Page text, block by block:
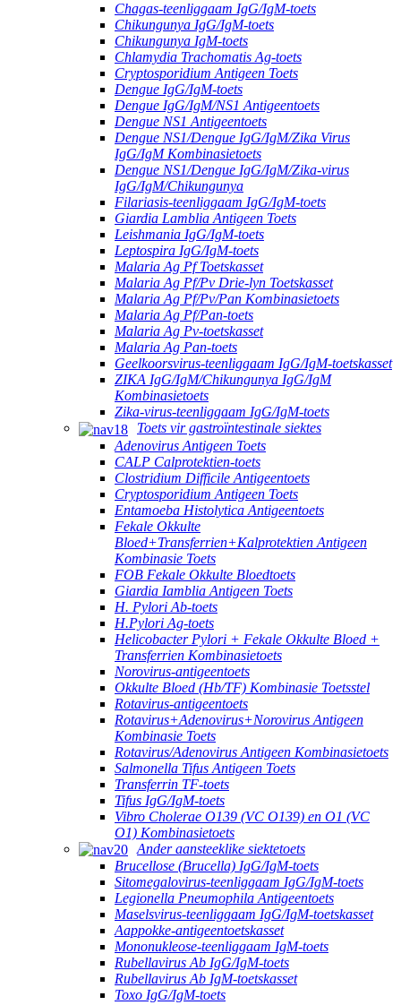
Chagas-teenliggaam IgG/IgM-toets
Chikungunya IgG/IgM-toets
Chikungunya IgM-toets
Chlamydia Trachomatis Ag-toets
Cryptosporidium Antigeen Toets
Dengue IgG/IgM-toets
Dengue IgG/IgM/NS1 Antigeentoets
Dengue NS1 Antigeentoets
Dengue NS1/Dengue IgG/IgM/Zika Virus
IgG/IgM Kombinasietoets
Dengue NS1/Dengue IgG/IgM/Zika-virus
IgG/IgM/Chikungunya
Filariasis-teenliggaam IgG/IgM-toets
Giardia Lamblia Antigeen Toets
Leishmania IgG/IgM-toets
Leptospira IgG/IgM-toets
Malaria Ag Pf Toetskasset
Malaria Ag Pf/Pv Drie-lyn Toetskasset
Malaria Ag Pf/Pv/Pan Kombinasietoets
Malaria Ag Pf/Pan-toets
Malaria Ag Pv-toetskasset
Malaria Ag Pan-toets
Geelkoorsvirus-teenliggaam IgG/IgM-toetskasset
ZIKA IgG/IgM/Chikungunya IgG/IgM
Kombinasietoets
Zika-virus-teenliggaam IgG/IgM-toets
Toets vir gastroïntestinale siektes
Adenovirus Antigeen Toets
CALP Calprotektien-toets
Clostridium Difficile Antigeentoets
Cryptosporidium Antigeen Toets
Entamoeba Histolytica Antigeentoets
Fekale Okkulte
Bloed+Transferrien+Kalprotektien Antigeen
Kombinasie Toets
FOB Fekale Okkulte Bloedtoets
Giardia Iamblia Antigeen Toets
H. Pylori Ab-toets
H.Pylori Ag-toets
Helicobacter Pylori + Fekale Okkulte Bloed +
Transferrien Kombinasietoets
Norovirus-antigeentoets
Okkulte Bloed (Hb/TF) Kombinasie Toetsstel
Rotavirus-antigeentoets
Rotavirus+Adenovirus+Norovirus Antigeen
Kombinasie Toets
Rotavirus/Adenovirus Antigeen Kombinasietoets
Salmonella Tifus Antigeen Toets
Transferrin TF-toets
Tifus IgG/IgM-toets
Vibro Cholerae O139 (VC O139) en O1 (VC
O1) Kombinasietoets
Ander aansteeklike siektetoets
Brucellose (Brucella) IgG/IgM-toets
Sitomegalovirus-teenliggaam IgG/IgM-toets
Legionella Pneumophila Antigeentoets
Maselsvirus-teenliggaam IgG/IgM-toetskasset
Aappokke-antigeentoetskasset
Mononukleose-teenliggaam IgM-toets
Rubellavirus Ab IgG/IgM-toets
Rubellavirus Ab IgM-toetskasset
Toxo IgG/IgM-toets